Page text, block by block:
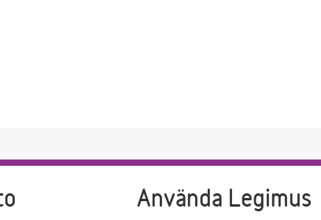
Använda Legimus